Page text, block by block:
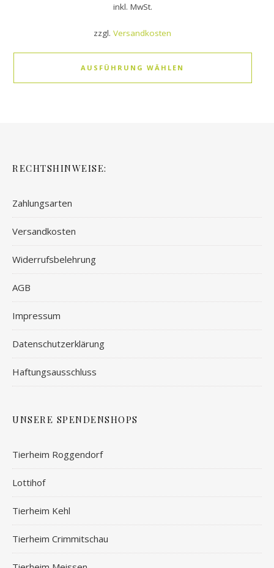
inkl. MwSt.
zzgl.Versandkosten
AUSFÜHRUNG WÄHLEN
RECHTSHINWEISE:
Zahlungsarten
Versandkosten
Widerrufsbelehrung
AGB
Impressum
Datenschutzerklärung
Haftungsausschluss
UNSERE SPENDENSHOPS
Tierheim Roggendorf
Lottihof
Tierheim Kehl
Tierheim Crimmitschau